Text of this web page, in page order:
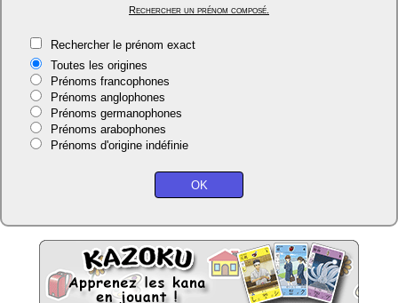
Rechercher un prénom composé.
Rechercher le prénom exact
Toutes les origines
Prénoms francophones
Prénoms anglophones
Prénoms germanophones
Prénoms arabophones
Prénoms d'origine indéfinie